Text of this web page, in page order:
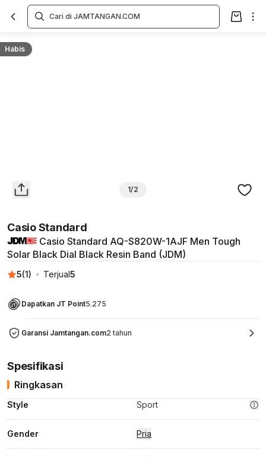
Habis
1/2
Casio Standard
Casio Standard AQ-S820W-1AJF Men Tough
Solar Black Dial Black Resin Band (JDM)
5(1) Terjual5
Dapatkan JT Point5.275
Garansi Jamtangan.com2 tahun
Overview
Spesifikasi
Ringkasan
Style Sport
Gender Pria